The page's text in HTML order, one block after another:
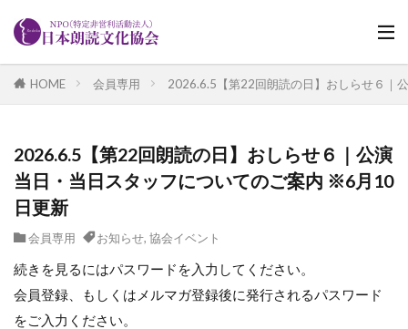
HOME 会員専用 2026.6.5【第22回朗読の日】おしらせ６｜
2026.6.5【第22回朗読の日】おしらせ６｜公演
当日・当日スタッフについてのご案内 ※6月10
日更新
会員専用 お知らせ, 協会イベント
続きを見るにはパスワードを入力してください。
会員登録、もしくはメルマガ登録後に発行されるパスワード
をご入力ください。